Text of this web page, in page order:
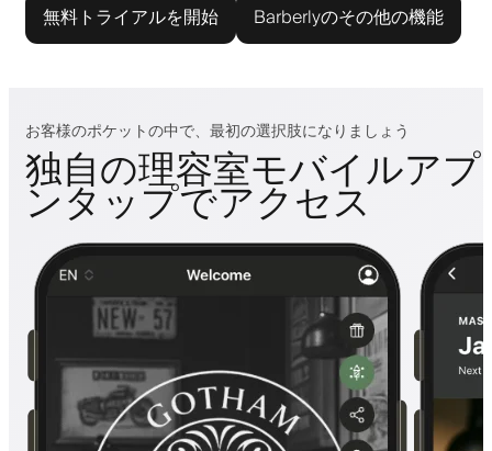
無料トライアルを開始 Barberlyのその他の機能
お客様のポケットの中で、最初の選択肢になりましょう
独自の理容室モバイルア
ンタップでアクセス